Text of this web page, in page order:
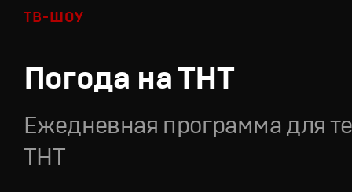
ТВ-ШОУ
Погода на ТНТ
Ежедневная программа для
ТНТ